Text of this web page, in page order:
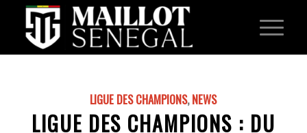
LIGUE DES CHAMPIONS,NEWS
LIGUE DES CHAMPIONS : DU